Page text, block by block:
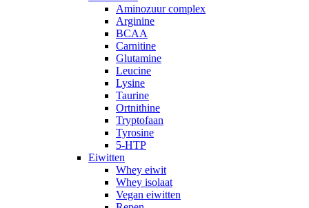
Aminozuur complex
Arginine
BCAA
Carnitine
Glutamine
Leucine
Lysine
Taurine
Ortnithine
Tryptofaan
Tyrosine
5-HTP
Eiwitten
Whey eiwit
Whey isolaat
Vegan eiwitten